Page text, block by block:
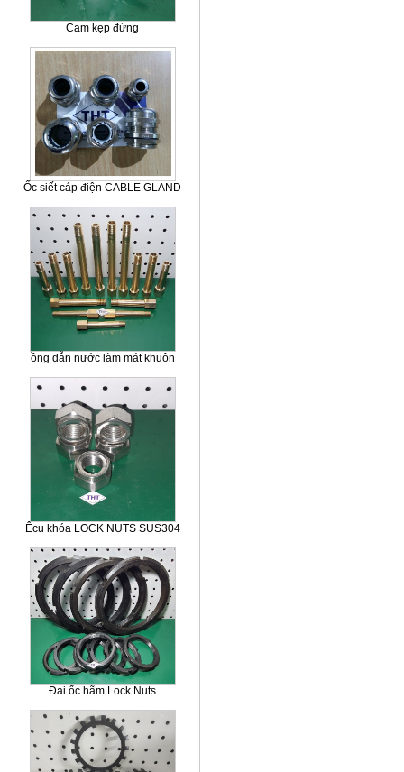
Cam kẹp đứng
Ốc siết cáp điện CABLE GLAND
ồng dẫn nước làm mát khuôn
Êcu khóa LOCK NUTS SUS304
Đai ốc hãm Lock Nuts